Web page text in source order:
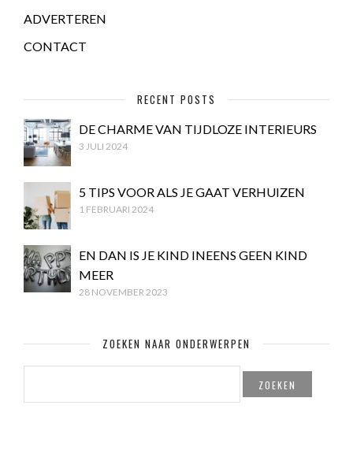
ADVERTEREN
CONTACT
RECENT POSTS
DE CHARME VAN TIJDLOZE INTERIEURS
3 JULI 2024
5 TIPS VOOR ALS JE GAAT VERHUIZEN
1 FEBRUARI 2024
EN DAN IS JE KIND INEENS GEEN KIND
MEER
28 NOVEMBER 2023
ZOEKEN NAAR ONDERWERPEN
ZOEKEN